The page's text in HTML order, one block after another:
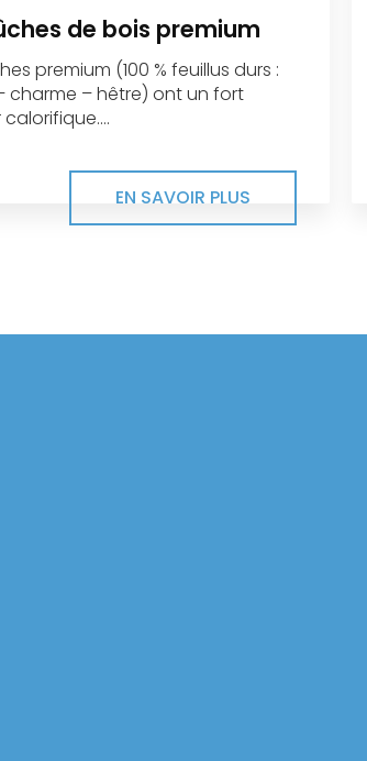
de bois premium
premium (100 % feuillus durs :
charme – hêtre) ont un fort
EN SAVOIR PLUS